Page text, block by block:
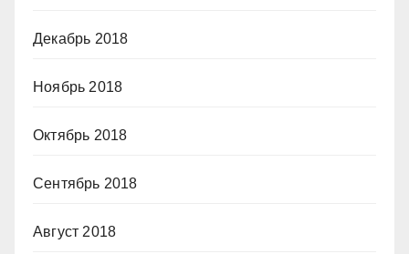
Декабрь 2018
Ноябрь 2018
Октябрь 2018
Сентябрь 2018
Август 2018